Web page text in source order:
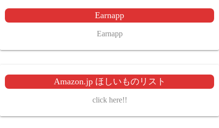
Earnapp
Earnapp
Amazon.jp ほしいものリスト
click here!!